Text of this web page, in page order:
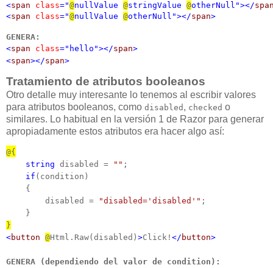
<span class="@nullValue @stringValue @otherNull"></
<span class="@nullValue @otherNull"></span>
GENERA:
<span class="hello"></span>
<span></span>
Tratamiento de atributos booleanos
Otro detalle muy interesante lo tenemos al escribir valores
para atributos booleanos, como disabled , checked o
similares. Lo habitual en la versión 1 de Razor para generar
apropiadamente estos atributos era hacer algo así:
@{
string disabled = "" ;
if (condition)
{
disabled =
"disabled='disabled'" ;
}
<button @Html.Raw(disabled) >Click! </ button>
GENERA (dependiendo del valor de condition):